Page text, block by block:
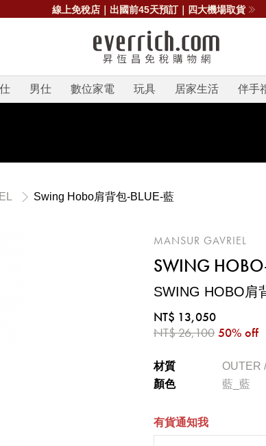
線上免稅店｜出國前45天預訂｜四大機場取貨
男仕 數位家電 玩具 居家生活 伴手
Swing Hobo肩背包-BLUE-藍
MANSUR GAVRIEL
SWING
SWING HOBO肩
NT$ 13,050
NT$ 26,100 50% off
材質
OUTER
顏色
藍_藍
有貨通知我